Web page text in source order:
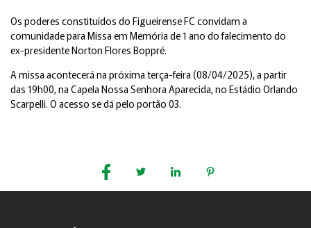
Os poderes constituídos do Figueirense FC convidam a
comunidade para Missa em Memória de 1 ano do falecimento do
ex-presidente Norton Flores Boppré.
A missa acontecerá na próxima terça-feira (08/04/2025), a partir
das 19h00, na Capela Nossa Senhora Aparecida, no Estádio Orlando
Scarpelli. O acesso se dá pelo portão 03.